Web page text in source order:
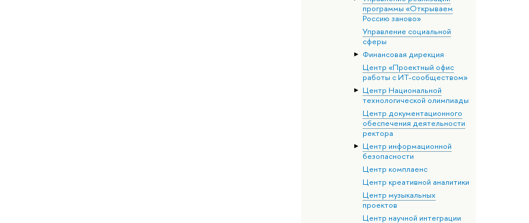
программы «Открываем
Россию заново»
Управление социальной
сферы
Финансовая дирекция
Центр «Проектный офис
работы с ИТ-сообществом»
Центр Национальной
технологической олимпиады
Центр документационного
обеспечения деятельности
ректора
Центр информационной
безопасности
Центр комплаенс
Центр креативной аналитики
Центр музыкальных
проектов
Центр научной интеграции